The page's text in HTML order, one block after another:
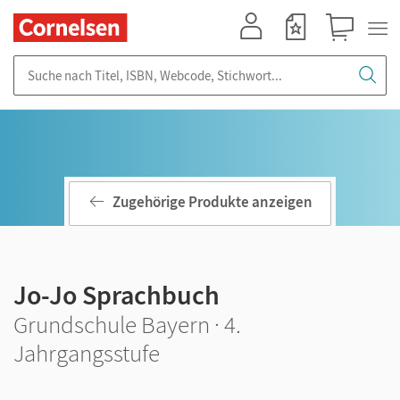
Zugehörige Produkte anzeigen
Jo-Jo Sprachbuch
Grundschule Bayern · 4.
Jahrgangsstufe